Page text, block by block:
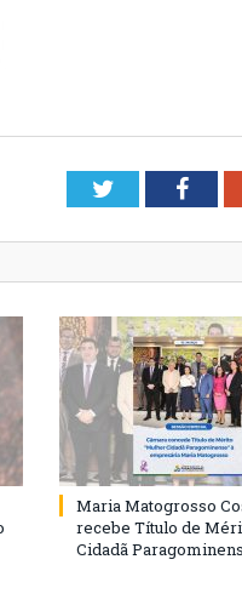
Twitter
Maria Matogrosso
recebe Título de
Cidadã